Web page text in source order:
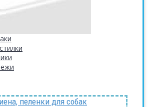
пеленки для собак